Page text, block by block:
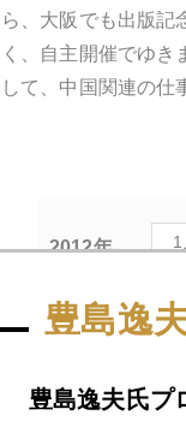
ら、大阪でも出版記
く、自主開催でゆ
して、中国関連の仕
2012年 1
豊島逸
豊島逸夫氏プ